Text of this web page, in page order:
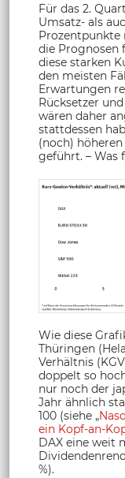
Für das 2.
Umsatz- als
Prozentpunkte
die Prognosen
diese starken
den meisten
Erwartungen
Rücksetzer
wären daher
stattdessen
(noch)
geführt. – Was
Wie diese
Thüringen
Verhältnis
doppelt so
nur noch der
Jahr ähnlich
100 (siehe „
ein Kopf-an-
DAX eine weit
%).